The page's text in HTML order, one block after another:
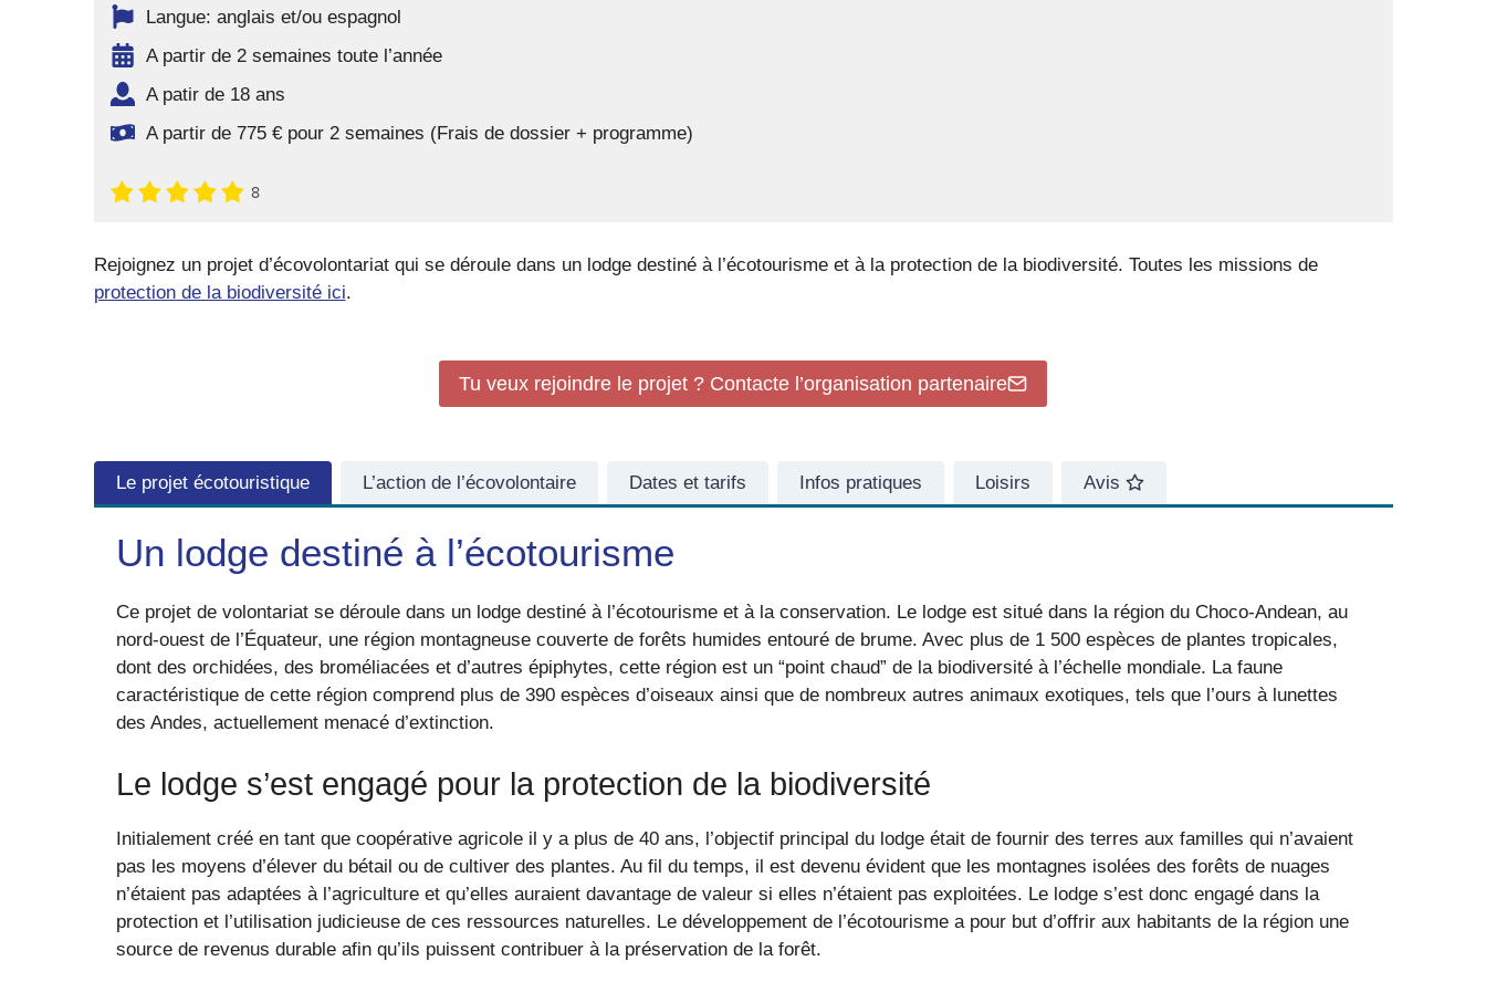
Langue: anglais et/ou espagnol
A partir de 2 semaines toute l’année
A patir de 18 ans
A partir de 775 € pour 2 semaines (Frais de dossier + programme)
8
Rejoignez un projet d’écovolontariat qui se déroule dans un lodge destiné à l’écotourisme et à la protection de la biodiversité. Toutes les missions de
protection de la biodiversité ici.
Tu veux rejoindre le projet ? Contacte l’organisation partenaire
Le projet écotouristique L’action de l’écovolontaire Dates et tarifs Infos pratiques Loisirs Avis
Un lodge destiné à l’écotourisme
Ce projet de volontariat se déroule dans un lodge destiné à l’écotourisme et à la conservation. Le lodge est situé dans la région du Choco-Andean, au
nord-ouest de l’Équateur, une région montagneuse couverte de forêts humides entouré de brume. Avec plus de 1 500 espèces de plantes tropicales,
dont des orchidées, des broméliacées et d’autres épiphytes, cette région est un “point chaud” de la biodiversité à l’échelle mondiale. La faune
caractéristique de cette région comprend plus de 390 espèces d’oiseaux ainsi que de nombreux autres animaux exotiques, tels que l’ours à lunettes
des Andes, actuellement menacé d’extinction.
Le lodge s’est engagé pour la protection de la biodiversité
Initialement créé en tant que coopérative agricole il y a plus de 40 ans, l’objectif principal du lodge était de fournir des terres aux familles qui n’avaient
pas les moyens d’élever du bétail ou de cultiver des plantes. Au fil du temps, il est devenu évident que les montagnes isolées des forêts de nuages
n’étaient pas adaptées à l’agriculture et qu’elles auraient davantage de valeur si elles n’étaient pas exploitées. Le lodge s’est donc engagé dans la
protection et l’utilisation judicieuse de ces ressources naturelles. Le développement de l’écotourisme a pour but d’offrir aux habitants de la région une
source de revenus durable afin qu’ils puissent contribuer à la préservation de la forêt.